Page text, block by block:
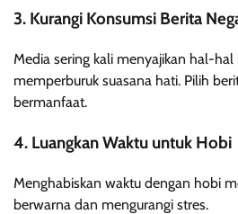
3. Kurangi Konsumsi Berita
Media sering kali menyajikan hal-hal
memperburuk suasana hati. Pilih
bermanfaat.
4. Luangkan Waktu untuk Hobi
Menghabiskan waktu dengan hobi
berwarna dan mengurangi stres.